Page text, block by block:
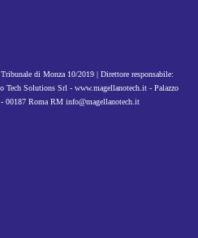
di Monza 10/2019 | Direttore responsabile:
Tech Solutions Srl - www.magellanotech.it - Palazzo
00187 Roma RM info@magellanotech.it